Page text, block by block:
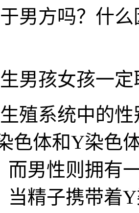
男方吗？什
孩女孩一定
系统中的性
色体和Y染色
而男性则拥有
当精子携带着